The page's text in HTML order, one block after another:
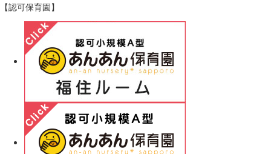
【認可保育園】